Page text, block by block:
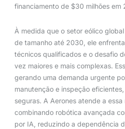
financiamento de $30 milhões em
À medida que o setor eólico
de tamanho até 2030, ele
técnicos qualificados e o desafio
vez maiores e mais complexas.
gerando uma demanda urgente
manutenção e inspeção
seguras. A Aerones atende a
combinando robótica avançada
por IA, reduzindo a dependência